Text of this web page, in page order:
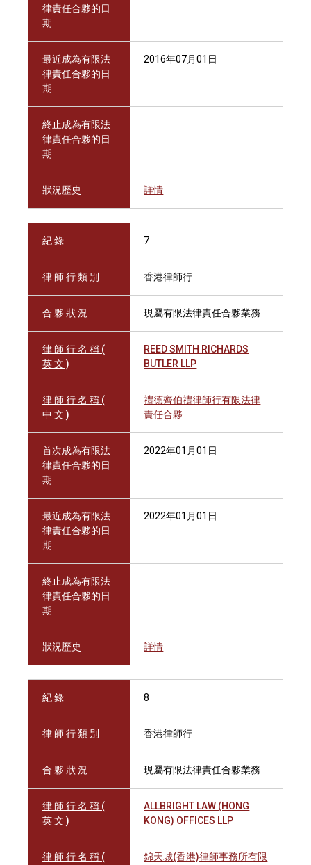
律責任合夥的日
期
最近成為有限法
律責任合夥的日
期
2016年07月01日
終止成為有限法
律責任合夥的日
期
狀況歷史 詳情
紀 錄 7
律 師 行 類 別 香港律師行
合 夥 狀 況 現屬有限法律責任合夥業務
律 師 行 名 稱 (
英 文 )
REED SMITH RICHARDS
BUTLER LLP
律 師 行 名 稱 (
中 文 )
禮德齊伯禮律師行有限法律
責任合夥
首次成為有限法
律責任合夥的日
期
2022年01月01日
最近成為有限法
律責任合夥的日
期
2022年01月01日
終止成為有限法
律責任合夥的日
期
狀況歷史 詳情
紀 錄 8
律 師 行 類 別 香港律師行
合 夥 狀 況 現屬有限法律責任合夥業務
律 師 行 名 稱 (
英 文 )
ALLBRIGHT LAW (HONG
KONG) OFFICES LLP
律 師 行 名 稱 (
錦天城(香港)律師事務所有限